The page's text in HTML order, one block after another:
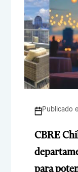
Publicado
CBRE
para